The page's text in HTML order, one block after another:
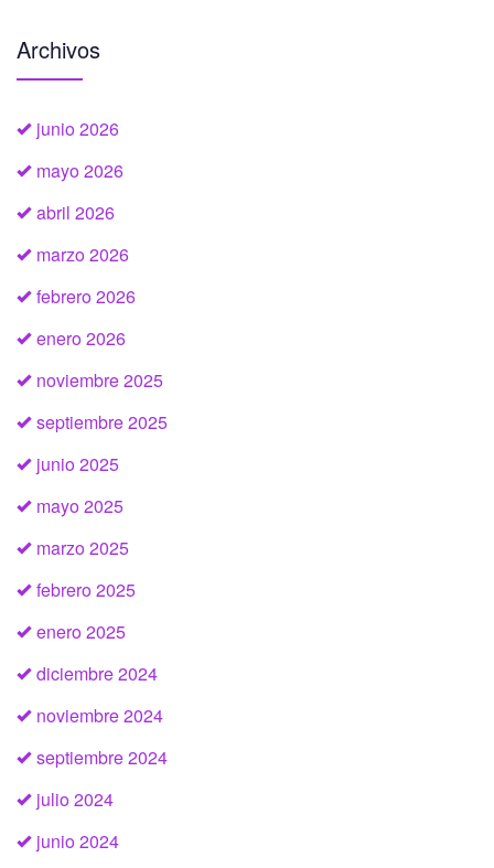
Archivos
junio 2026
mayo 2026
abril 2026
marzo 2026
febrero 2026
enero 2026
noviembre 2025
septiembre 2025
junio 2025
mayo 2025
marzo 2025
febrero 2025
enero 2025
diciembre 2024
noviembre 2024
septiembre 2024
julio 2024
junio 2024